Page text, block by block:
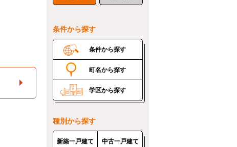
条件から探す
条件から探す
町名から探す
学区から探す
種別から探す
新築一戸建て 中古一戸建て